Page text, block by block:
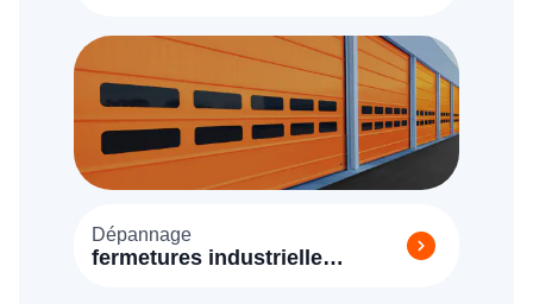
Dépannage
fermetures industrielle